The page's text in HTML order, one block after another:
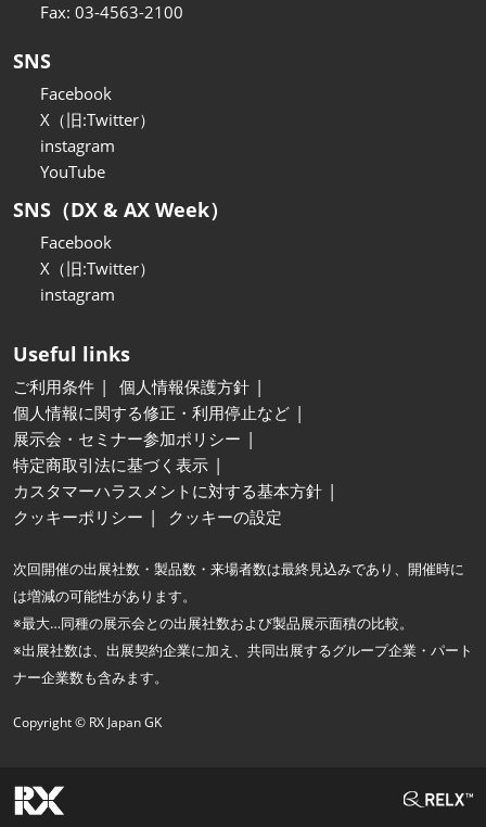
Fax: 03-4563-2100
SNS
Facebook
X（旧:Twitter）
instagram
YouTube
SNS（DX & AX Week）
Facebook
X（旧:Twitter）
instagram
Useful links
ご利用条件
個人情報保護方針
個人情報に関する修正・利用停止など
展示会・セミナー参加ポリシー
特定商取引法に基づく表示
カスタマーハラスメントに対する基本方針
クッキーポリシー
クッキーの設定
次回開催の出展社数・製品数・来場者数は最終見込みであり、開催時に
は増減の可能性があります。
※最大…同種の展示会との出展社数および製品展示面積の比較。
※出展社数は、出展契約企業に加え、共同出展するグループ企業・パート
ナー企業数も含みます。
Copyright © RX Japan GK